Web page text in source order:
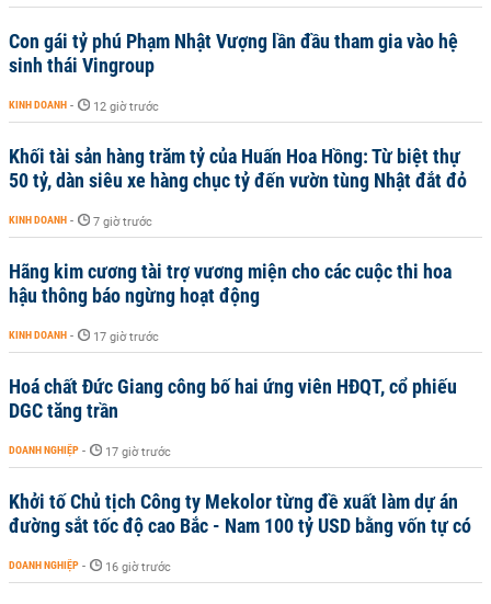
Con gái tỷ phú Phạm Nhật Vượng lần đầu tham gia vào hệ
sinh thái Vingroup
KINH DOANH - 12 giờ trước
Khối tài sản hàng trăm tỷ của Huấn Hoa Hồng: Từ biệt thự
50 tỷ, dàn siêu xe hàng chục tỷ đến vườn tùng Nhật đắt đỏ
KINH DOANH - 7 giờ trước
Hãng kim cương tài trợ vương miện cho các cuộc thi hoa
hậu thông báo ngừng hoạt động
KINH DOANH - 17 giờ trước
Hoá chất Đức Giang công bố hai ứng viên HĐQT, cổ phiếu
DGC tăng trần
DOANH NGHIỆP - 17 giờ trước
Khởi tố Chủ tịch Công ty Mekolor từng đề xuất làm dự án
đường sắt tốc độ cao Bắc - Nam 100 tỷ USD bằng vốn tự có
DOANH NGHIỆP - 16 giờ trước